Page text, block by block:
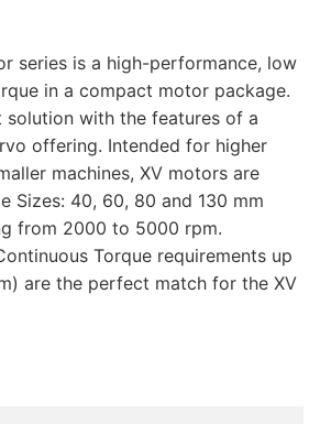
series is a high-performance, low
in a compact motor package.
with the features of a
offering. Intended for higher
machines, XV motors are
Sizes: 40, 60, 80 and 130 mm
from 2000 to 5000 rpm.
Torque requirements up
are the perfect match for the XV